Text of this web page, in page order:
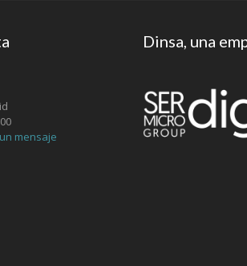
mensaje
Dinsa, una